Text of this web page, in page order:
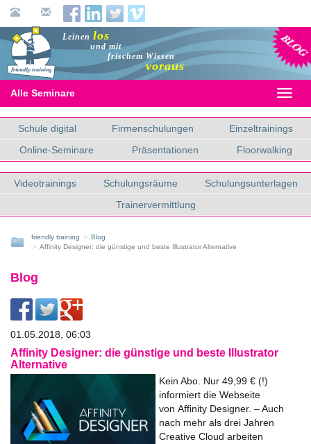
Blog
Leinen los
und mit
frischem Wissen
voraus
Alle Seminare
Schule digital Firmenschulungen
Einzeltrainings
Online-Seminare
Präsentationen Floorwalking
Videotrainings Schulungsräume
Schulungsunterlagen
Trainervermittlung
friendly training
Blog
Affinity Designer: die günstige und beste Illustrator Alternative
Blog
01.05.2018, 06:03
Affinity Designer: die günstige und beste Illustrator
Alternative
Kein Abo. Nur 49,99 € (!)
informiert die Webseite
von Affinity Designer. – Auch
nach mehr als drei Jahren
Creative Cloud arbeiten